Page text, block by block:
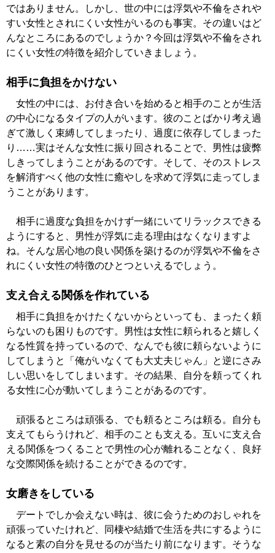
ではありません。しかし、世の中には浮気や不倫をされや
すい女性とされにくい女性がいるのも事実。その違いはど
んなところにあるのでしょうか？今回は浮気や不倫をされ
にくい女性の特徴を紹介していきましょう。
相手に負担をかけない
女性の中には、お付き合いを始めると相手のことが生活
の中心になるタイプの人がいます。彼のことばかり考え過
ぎて激しく束縛してしまったり、過度に依存してしまった
り……実はそんな女性に振り回されることで、男性は疲弊
しきってしまうことがあるのです。そして、そのストレス
を解消すべく他の女性に癒やしを求めて浮気に走ってしま
うことがあります。
相手に過度な負担をかけず一緒にいてリラックスできる
ようにすると、男性が浮気に走る理由はなくなりますよ
ね。そんな居心地の良い関係を築けるのが浮気や不倫をさ
れにくい女性の特徴のひとつといえるでしょう。
支え合える関係を作れている
相手に負担をかけたくないからといっても、まったく頼
らないのも困りものです。男性は女性に頼られると嬉しく
なる性質を持っているので、なんでも彼に頼らないように
してしまうと「俺がいなくても大丈夫じゃん」と逆にさみ
しい思いをしてしまいます。その結果、自分を頼ってくれ
る女性に心が動いてしまうことがあるのです。
頑張るところは頑張る、でも頼るところは頼る。自分も
支えてもらうけれど、相手のことも支える。互いに支え合
える関係をつくることで男性の心が離れることなく、良好
な交際関係を続けることができるのです。
女磨きをしている
デートでしか会えない時は、彼に会うためのおしゃれを
頑張っていたけれど、同棲や結婚で生活を共にするように
なると素の自分を見せるのが当たり前になります。そうな